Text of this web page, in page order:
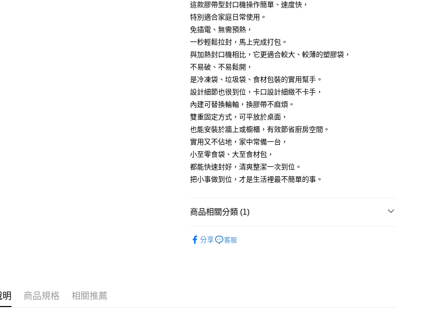
先享後付繳納相關費用。
※ 交易是否成功請以「AFTEE先享後付 」之結帳頁面顯示為準，若有關於
付客戶支援中心」https://netprotections.freshdesk.com/support/home
【注意事項】
１．透過由恩沛科技股份有限公司提供之「AFTEE先享後付」服務完成之
交易，需依本服務之必要範圍內提供個人資料，並將交易相關給付款項請
求債權轉讓予恩沛科技股份有限公司。
https://aftee.tw/terms/#terms3
３．未成年的使用者請事先徵得法定代理人或監護人之同意方可使用
「AFTEE先享後付」，若未經同意申辦者引起之損失，本公司不負相關責
任。
４．使用「AFTEE先享後付」時，將依據個別帳號之用戶狀況，依本公司
即時審查核予不同之上限額度；若仍有額度不足之情形，本公司將視審查
５．嚴禁一人註冊多個帳號或使用他人資訊註冊。若發現惡意使用之情
形，恩沛科技股份有限公司將有權停止該用戶之使用額度並採取法律行
動。
每筆NT$115
宅配
每筆NT$100，滿NT$799(含以上)免運費
離島宅配
每筆NT$150
這款膠帶型封口機操作簡單、速度快，
特別適合家庭日常使用。
免插電、無需預熱，
一秒輕鬆拉封，馬上完成打包。
與加熱封口機相比，它更適合較大、較薄的塑膠袋，
不易破、不易鬆開，
是冷凍袋、垃圾袋、食材包裝的實用幫手。
設計細節也很到位，卡口設計細緻不卡手，
內建可替換輪軸，換膠帶不麻煩。
雙重固定方式，可平放於桌面，
也能安裝於牆上或櫥櫃，有效節省廚房空間。
實用又不佔地，家中常備一台，
小至零食袋、大至食材包，
都能快速封好，清爽整潔一次到位。
把小事做到位，才是生活裡最不簡單的事。
商品相關分類 (1)
分享
客服
明 商品規格 相關推薦